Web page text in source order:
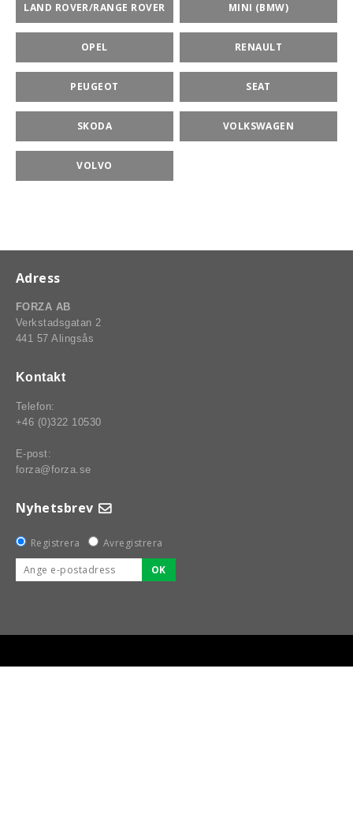
RALLY-RACING-DELAR
LAND ROVER/RANGE ROVER MINI (BMW)
OPEL RENAULT
PEUGEOT SEAT
SKODA VOLKSWAGEN
VOLVO
Adress
FORZA AB
Verkstadsgatan 2
441 57 Alingsås
Kontakt
Telefon:
+46 (0)322 10530
E-post:
forza@forza.se
Nyhetsbrev
Registrera
Avregistrera
OK